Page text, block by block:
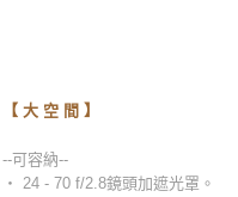
【 大 空 間 】
--可容納--
‧ 24 - 70 f/2.8鏡頭加遮光罩。